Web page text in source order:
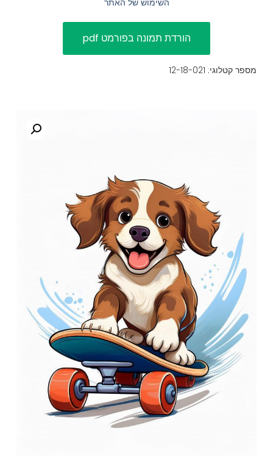
האפשרויות
השימוש של האתר
מספר קטלוגי: 12-18-021